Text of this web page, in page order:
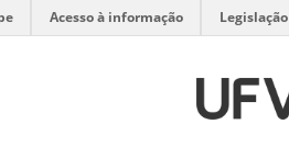
Acesso à informação Legislação